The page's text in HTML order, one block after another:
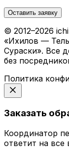
Оставить заявку
© 2012–2026
«Ихилов —
Сураски». Все
без
Политика
Заказать
Координатор
ответит на все